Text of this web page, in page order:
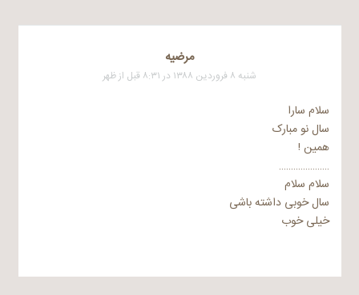
مرضيه
شنبه ۸ فروردین ۱۳۸۸ در ۸:۳۱ قبل از ظهر
سلام سارا
سال نو مبارک
همین !
…………………
سلام سلام
سال خوبی داشته باشی
خیلی خوب